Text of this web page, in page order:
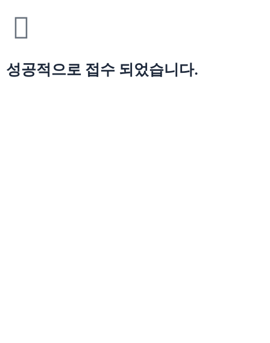
성공적으로 접수 되었습니다.